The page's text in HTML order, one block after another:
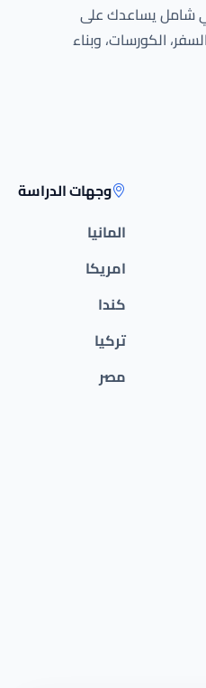
شامل يساعدك على
الكورسات، وبناء
وجهات الدراسة
المانيا
امريكا
كندا
تركيا
مصر